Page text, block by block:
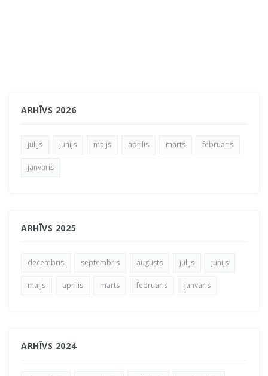
ARHĪVS 2026
jūlijs jūnijs maijs aprīlis marts februāris
janvāris
ARHĪVS 2025
decembris septembris augusts jūlijs jūnijs
maijs aprīlis marts februāris janvāris
ARHĪVS 2024